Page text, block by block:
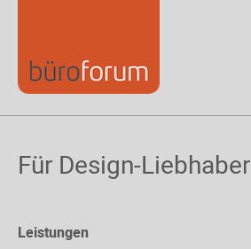
Für Design-Liebhaber
Leistungen